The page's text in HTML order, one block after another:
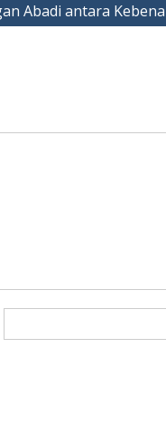
Abadi antara